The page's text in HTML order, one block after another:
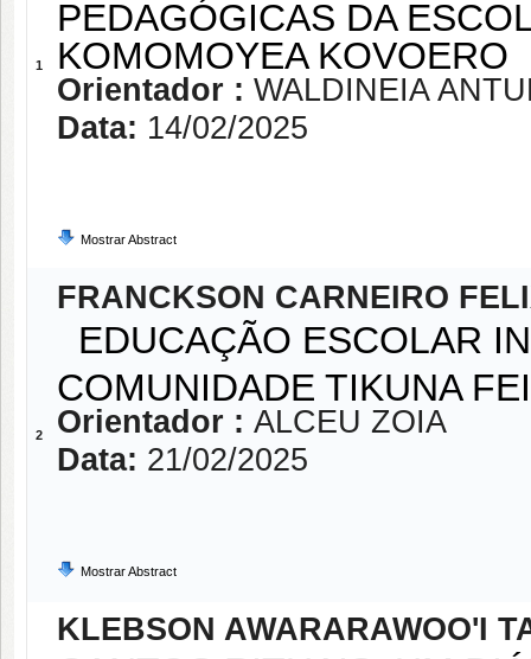
1
PEDAGÓGICAS DA
KOMOMOYEA KOVOERO
Orientador : WALDINEIA
Data: 14/02/2025
Mostrar Abstract
2
FRANCKSON CARNEIRO
EDUCAÇÃO ESCOLAR
COMUNIDADE TIKUNA
Orientador : ALCEU ZOIA
Data: 21/02/2025
Mostrar Abstract
KLEBSON AWARARAWOO'I